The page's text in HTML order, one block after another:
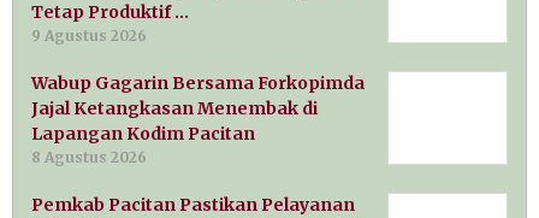
Tetap Produktif …
9 Agustus 2026
Wabup Gagarin Bersama Forkopimda
Jajal Ketangkasan Menembak di
Lapangan Kodim Pacitan
8 Agustus 2026
Pemkab Pacitan Pastikan Pelayanan